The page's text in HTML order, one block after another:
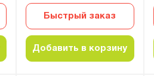
Быстрый заказ
Добавить в корзину